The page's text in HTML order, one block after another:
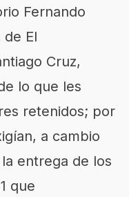
Fernando
El
Cruz,
lo que les
retenidos; por
a cambio
entrega de los
que